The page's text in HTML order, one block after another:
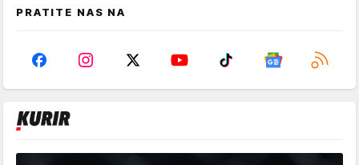
PRATITE NAS NA